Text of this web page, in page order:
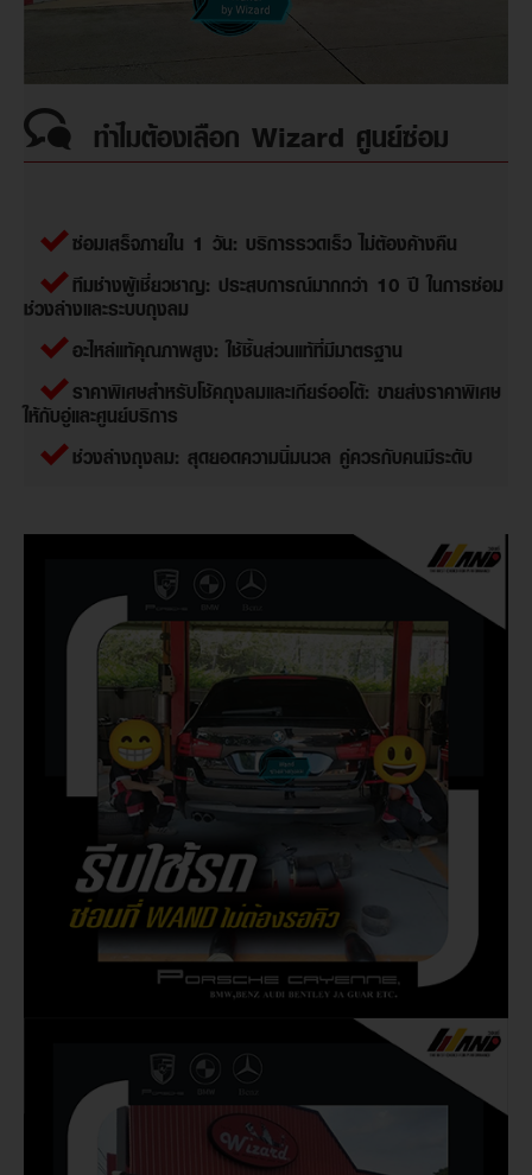
ทำไมต้องเลือก Wizard ศูนย์ซ่อม
ซ่อมเสร็จภายใน 1 วัน: บริการรวดเร็ว ไม่ต้องค้างคืน
ทีมช่างผู้เชี่ยวชาญ: ประสบการณ์มากกว่า 10 ปี ในการซ่อม
ช่วงล่างและระบบถุงลม
อะไหล่แท้คุณภาพสูง: ใช้ชิ้นส่วนแท้ที่มีมาตรฐาน
ราคาพิเศษสำหรับโช้คถุงลมและเกียร์ออโต้: ขายส่งราคาพิเศษ
ให้กับอู่และศูนย์บริการ
ช่วงล่างถุงลม: สุดยอดความนิ่มนวล คู่ควรกับคนมีระดับ